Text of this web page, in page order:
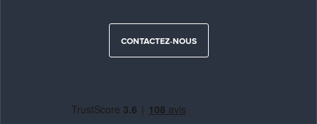
CONTACTEZ-NOUS